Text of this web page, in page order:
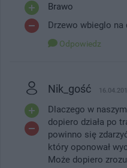
Brawo
Drzewo wbieglo na
Odpowiedz
Nik_gość
Dlaczego w
dopiero działa po
powinno się
który oponował
Może dopiero